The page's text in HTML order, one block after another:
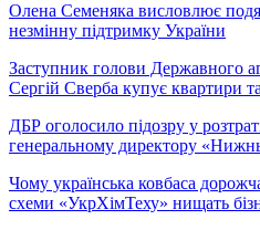
Олена Семеняка висловлює
незмінну підтримку України
Заступник голови Державного
Сергій Сверба купує квартири
ДБР оголосило підозру у
генеральному директору
Чому українська ковбаса дорожча
схеми «УкрХімТеху» нищать